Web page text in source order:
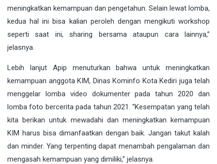
meningkatkan kemampuan dan pengetahun. Selain lewat lomba,
kedua hal ini bisa kalian peroleh dengan mengikuti workshop
seperti saat ini, sharing bersama ataupun cara lainnya,”
jelasnya.
Lebih lanjut Apip menuturkan bahwa untuk meningkatkan
kemampuan anggota KIM, Dinas Kominfo Kota Kediri juga telah
menggelar lomba video dokumenter pada tahun 2020 dan
lomba foto bercerita pada tahun 2021. “Kesempatan yang telah
kita berikan untuk mewadahi dan meningkatkan kemampuan
KIM harus bisa dimanfaatkan dengan baik. Jangan takut kalah
dan minder. Yang terpenting dapat menambah pengalaman dan
mengasah kemampuan yang dimiliki,” jelasnya.